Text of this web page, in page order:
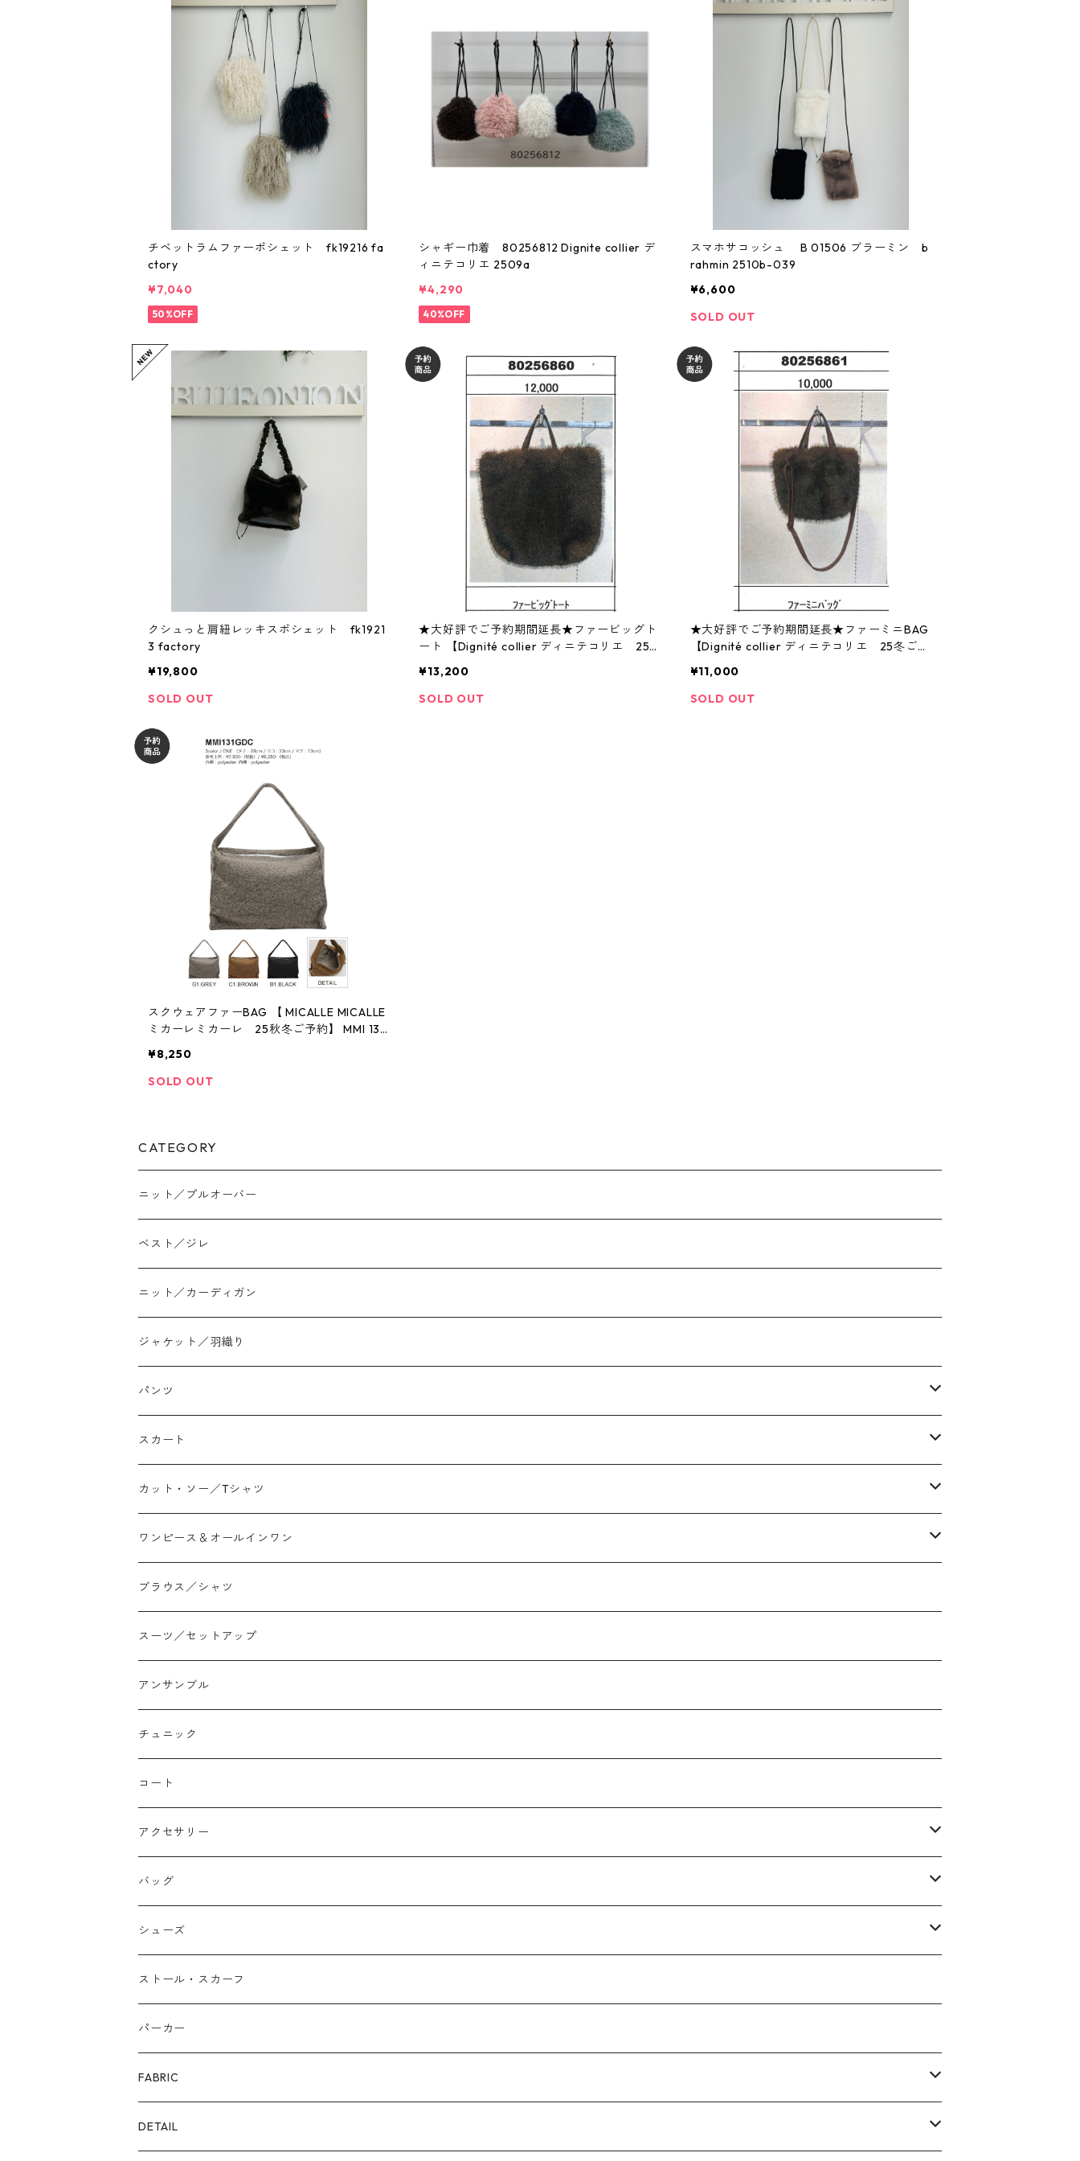
チベットラムファーポシェット fk19216 fa
ctory
¥7,040
50%OFF
シャギー巾着 80256812 Dignite collier デ
ィニテコリエ 2509a
¥4,290
40%OFF
スマホサコッシュ B 01506 ブラーミン b
rahmin 2510b-039
¥6,600
SOLD OUT
クシュっと肩紐レッキスポシェット fk1921
3 factory
¥19,800
SOLD OUT
★大好評でご予約期間延長★ファービッグト
ート 【Dignité collier ディニテコリエ 25
¥13,200
SOLD OUT
★大好評でご予約期間延長★ファーミニBAG
【Dignité collier ディニテコリエ 25冬ご予
¥11,000
SOLD OUT
スクウェアファーBAG 【 MICALLE MICALLE
ミカーレミカーレ 25秋冬ご予約】 MMI 131
¥8,250
SOLD OUT
CATEGORY
ニット／プルオーバー
ベスト／ジレ
ニット／カーディガン
ジャケット／羽織り
パンツ
テーパード
ワイド
スリム/スキニー
ジョガー
イージーパンツ/履き込み
コクーン/バレル/カーブ
ストレート
スカート
ストレート/タイト
フレア
アシンメトリー/切り替え
プリント柄
チェック
リバーシブル
バルーン
カット・ソー／Tシャツ
Tシャツ
ロンtee
ノースリーブ
ワンピース＆オールインワン
ワンピース
ジャンスカ
サロペット オールインワン
ブラウス／シャツ
スーツ／セットアップ
アンサンブル
チュニック
コート
アクセサリー
ネックレス
バングル
ピアス/イヤリング
リング
バッグ
本革
布帛
カゴ
ファー
ECOレザー/ファー/ムートン
シューズ
サンダル/ミュール
スニーカー/カジュアルシューズ
パンプス/綺麗めシューズ
ブーツ
ストール・スカーフ
パーカー
FABRIC
裏毛スウェット
DETAIL